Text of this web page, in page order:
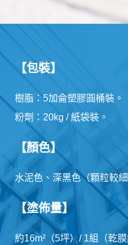
【包裝】
樹脂：5加侖塑膠圓桶裝。
粉劑：20kg / 紙袋裝。
【顏色】
水泥色、深黑色（顆粒較
【塗佈量】
約16m²（5坪）/ 1組（乾